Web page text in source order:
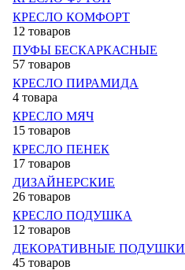
КРЕСЛО КОМФОРТ
12 товаров
ПУФЫ БЕСКАРКАСНЫЕ
57 товаров
КРЕСЛО ПИРАМИДА
4 товара
КРЕСЛО МЯЧ
15 товаров
КРЕСЛО ПЕНЕК
17 товаров
ДИЗАЙНЕРСКИЕ
26 товаров
КРЕСЛО ПОДУШКА
12 товаров
ДЕКОРАТИВНЫЕ ПОДУШКИ
45 товаров